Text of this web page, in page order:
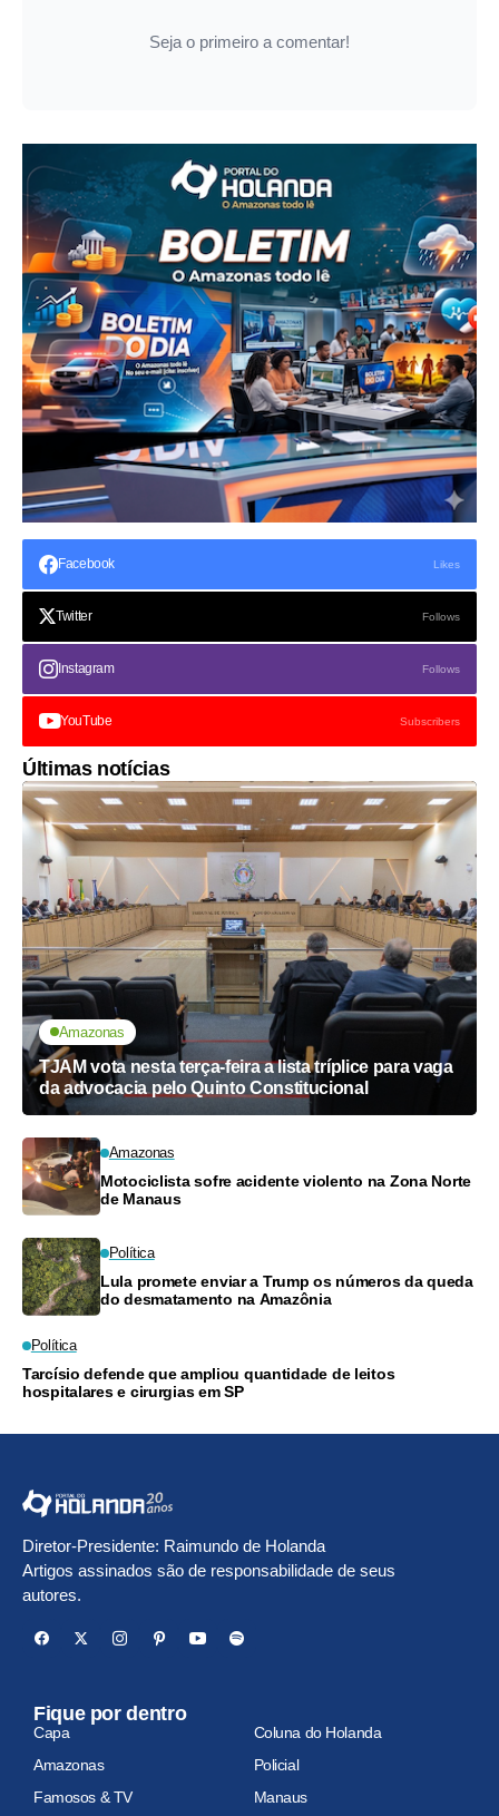
Seja o primeiro a comentar!
Facebook Likes
Twitter Follows
Instagram Follows
YouTube Subscribers
Últimas notícias
Amazonas
TJAM vota nesta terça-feira a lista tríplice para vaga
da advocacia pelo Quinto Constitucional
Amazonas
Motociclista sofre acidente violento na Zona Norte
de Manaus
Política
Lula promete enviar a Trump os números da queda
do desmatamento na Amazônia
Política
Tarcísio defende que ampliou quantidade de leitos
hospitalares e cirurgias em SP
Diretor-Presidente: Raimundo de Holanda
Artigos assinados são de responsabilidade de seus
autores.
Fique por dentro
Capa
Coluna do Holanda
Amazonas
Policial
Famosos & TV
Manaus